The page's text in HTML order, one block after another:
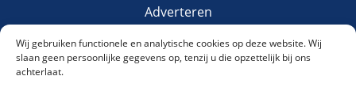
Wij gebruiken functionele en analytische cookies op deze website. Wij
slaan geen persoonlijke gegevens op, tenzij u die opzettelijk bij ons
achterlaat.
Adverteren
Disclaimer
Privacy & Cookies